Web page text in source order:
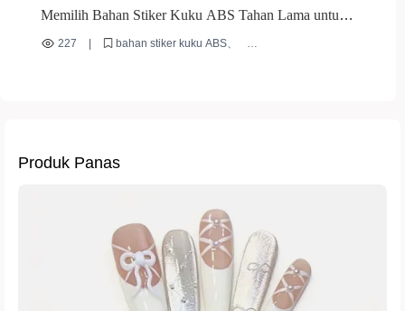
Memilih Bahan Stiker Kuku ABS Tahan Lama untuk
Pasar Internasional: Keunggulan dan Tips Aplikasinya
227
bahan stiker kuku ABS
Produk Panas